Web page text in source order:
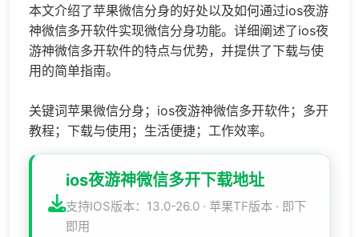
本文介绍了苹果微信分身的好处以及如何通过ios夜游
神微信多开软件实现微信分身功能。详细阐述了ios夜
游神微信多开软件的特点与优势，并提供了下载与使
用的简单指南。
关键词苹果微信分身；ios夜游神微信多开软件；多开
教程；下载与使用；生活便捷；工作效率。
ios夜游神微信多开下载地址
支持IOS版本：13.0-26.0 · 苹果TF版本 · 即下
即用